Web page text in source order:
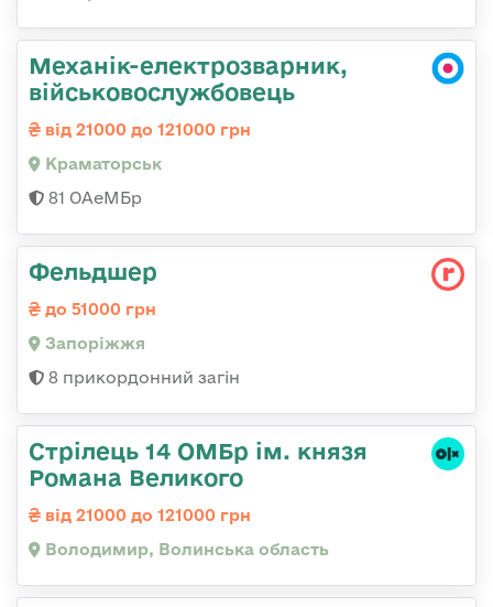
Механік-електрозварник,
військовослужбовець
від 21000 до 121000 грн
Краматорськ
81 ОАеМБр
Фельдшер
до 51000 грн
Запоріжжя
8 прикордонний загін
Стрілець 14 ОМБр ім. князя
Романа Великого
від 21000 до 121000 грн
Володимир, Волинська область